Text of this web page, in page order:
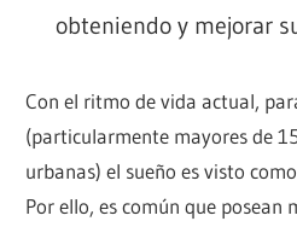
obteniendo y mejorar
Con el ritmo de vida actual,
(particularmente mayores de
urbanas) el sueño es visto
Por ello, es común que posean